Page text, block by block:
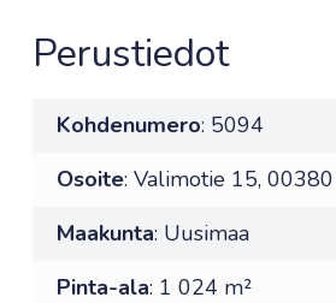
Perustiedot
Kohdenumero: 5094
Osoite: Valimotie 15,
Maakunta: Uusimaa
Pinta-ala: 1 024 m²